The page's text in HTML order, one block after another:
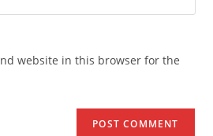
website in this browser for the